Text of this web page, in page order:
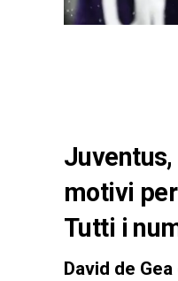
Juventus,
motivi
Tutti i
David de